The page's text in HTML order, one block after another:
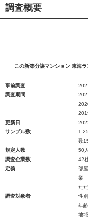
調査概要
この新築分譲マンション 東海
事前調査
調査期間
更新日
サンプル数
数
規定人数
50
調査企業数
42
定義
部
業
た
調査対象者
性
年
地